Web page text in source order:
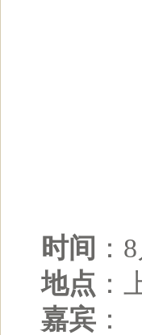
时间 ：
地点 ：
嘉宾 ：